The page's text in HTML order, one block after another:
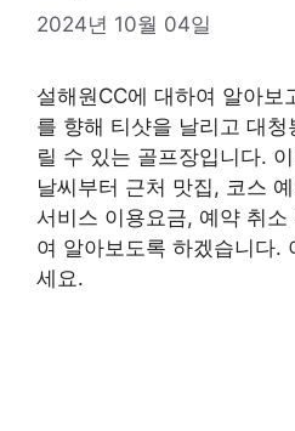
2024년 10월 04일
설해원CC에 대하여 알아보
를 향해 티샷을 날리고 대
릴 수 있는 골프장입니다.
날씨부터 근처 맛집, 코스
서비스 이용요금, 예약 취
여 알아보도록 하겠습니다.
세요.